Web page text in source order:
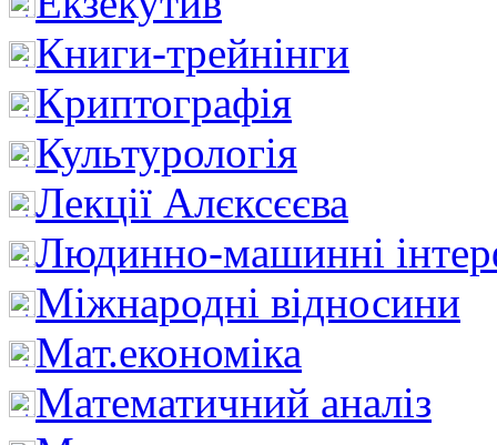
Книги-трейнінги
Криптографія
Культурологія
Лекції Алєксєєва
Людинно-машинні
Міжнародні відносини
Мат.економіка
Математичний аналіз